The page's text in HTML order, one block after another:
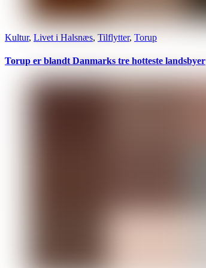
Kultur, Livet i Halsnæs, Tilflytter, Torup
Torup er blandt Danmarks tre hotteste landsbyer